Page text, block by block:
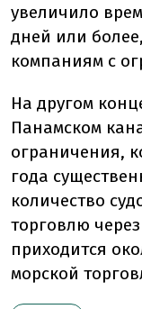
увеличило
дней или
компаниям с
На другом
Панамском
ограничения,
года
количество
торговлю
приходится
морской